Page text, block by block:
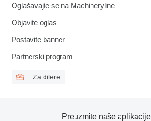
Oglašavajte se na Machineryline
Objavite oglas
Postavite banner
Partnerski program
Za dilere
Preuzmite naše aplikacije